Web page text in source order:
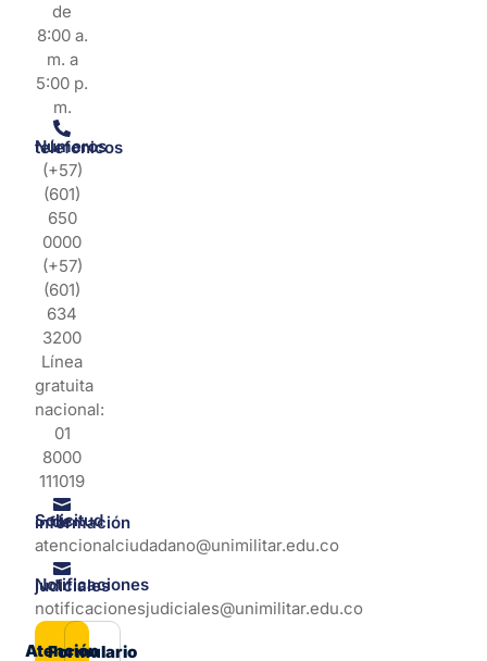
de
8:00 a.
m. a
5:00 p.
m.
Números telefonicos
(+57)
(601)
650
0000
(+57)
(601)
634
3200
Línea
gratuita
nacional:
01
8000
111019
Solicitud de información
atencionalciudadano@unimilitar.edu.co
Notificaciones judiciales
notificacionesjudiciales@unimilitar.edu.co
Atención
Formulario